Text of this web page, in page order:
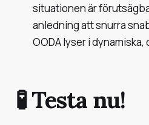
situationen är
anledning att snurra
OODA lyser i
🧪 Testa nu!